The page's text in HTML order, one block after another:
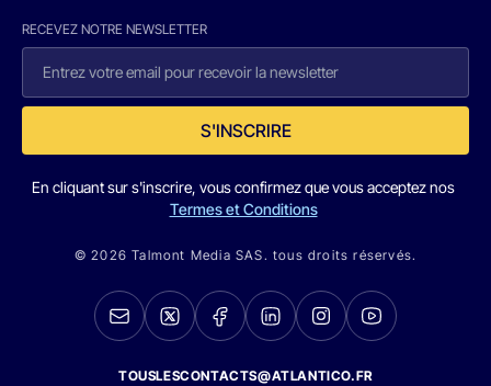
RECEVEZ NOTRE NEWSLETTER
S'INSCRIRE
En cliquant sur s'inscrire, vous confirmez que vous acceptez nos
Termes et Conditions
© 2026 Talmont Media SAS. tous droits réservés.
TOUSLESCONTACTS@ATLANTICO.FR